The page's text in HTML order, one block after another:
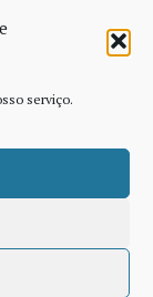
serviço.
BY